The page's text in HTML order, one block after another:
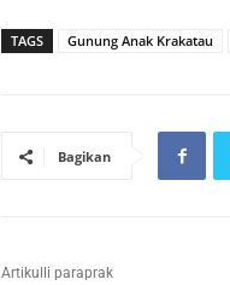
TAGS Gunung Anak Krakatau
Bagikan
Artikulli paraprak